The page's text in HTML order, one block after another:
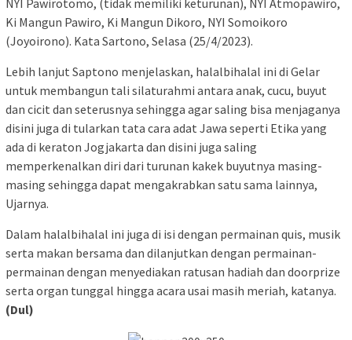
Ki Mangun Pawiro, Ki Mangun Dikoro, NYI Somoikoro
(Joyoirono). Kata Sartono, Selasa (25/4/2023).
Lebih lanjut Saptono menjelaskan, halalbihalal ini di Gelar
untuk membangun tali silaturahmi antara anak, cucu, buyut
dan cicit dan seterusnya sehingga agar saling bisa menjaganya
disini juga di tularkan tata cara adat Jawa seperti Etika yang
ada di keraton Jogjakarta dan disini juga saling
memperkenalkan diri dari turunan kakek buyutnya masing-
masing sehingga dapat mengakrabkan satu sama lainnya,
Ujarnya.
Dalam halalbihalal ini juga di isi dengan permainan quis, musik
serta makan bersama dan dilanjutkan dengan permainan-
permainan dengan menyediakan ratusan hadiah dan doorprize
serta organ tunggal hingga acara usai masih meriah, katanya.
(Dul)